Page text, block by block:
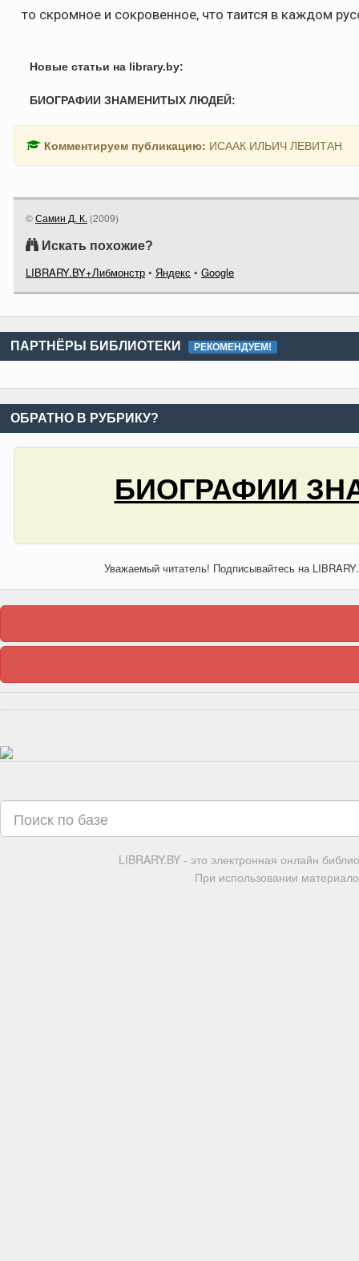
то скромное и сокровенное, что таится в каждом
Новые статьи на library.by:
БИОГРАФИИ ЗНАМЕНИТЫХ ЛЮДЕЙ:
Комментируем публикацию: ИСААК ИЛЬИЧ ЛЕВИТАН
©Самин Д. К. (2009)
Искать похожие?
LIBRARY.BY+Либмонстр • Яндекс • Google
ПАРТНЁРЫ БИБЛИОТЕКИ РЕКОМЕНДУЕМ!
ОБРАТНО В РУБРИКУ?
БИОГРАФИИ
Уважаемый читатель! Подписывайтесь на
LIBRARY.BY - это электронная онлайн
При использовании